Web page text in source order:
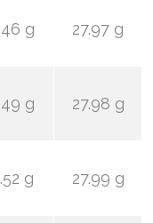
g 27.97 g
g 27.98 g
g 27.99 g